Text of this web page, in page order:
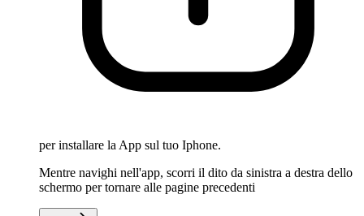
per installare la App sul tuo Iphone.
Mentre navighi nell'app, scorri il dito da sinistra a destra dello
schermo per tornare alle pagine precedenti